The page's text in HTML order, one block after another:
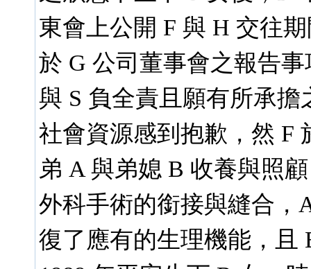
東會上公開 F 與 H 交往
於 G 公司董事會之報告
與 S 負全責且願有所承
社會資源感到抱歉，然 F
弟 A 與弟媳 B 收養與照
外科手術的銜接與縫合，
復了應有的生理機能，且